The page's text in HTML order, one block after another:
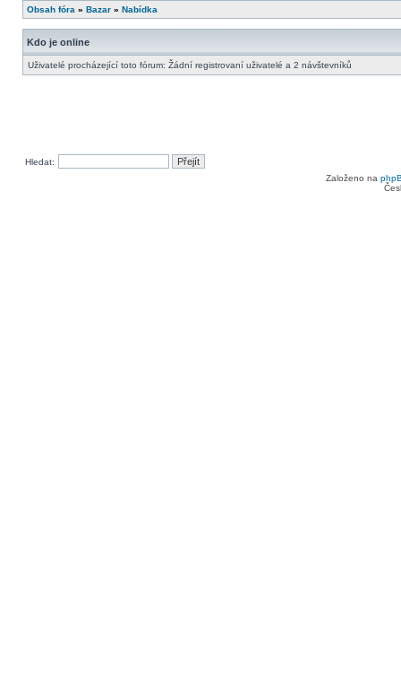
Obsah fóra » Bazar » Nabídka
Kdo je online
Uživatelé procházející toto fórum: Žádní registrovaní uživatelé a 2 návštevníků
Hledat:
Založeno na